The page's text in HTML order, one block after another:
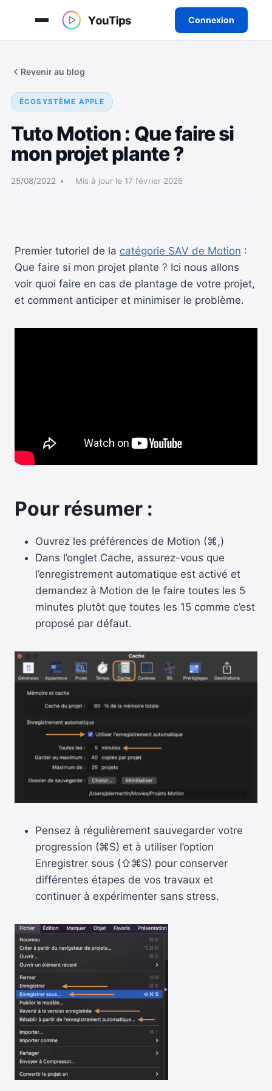
Connexion
Revenir au blog
ÉCOSYSTÈME APPLE
Tuto Motion : Que faire si
mon projet plante ?
25/08/2022 Mis à jour le 17 février 2026
Premier tutoriel de la catégorie SAV de Motion :
Que faire si mon projet plante ? Ici nous allons
voir quoi faire en cas de plantage de votre projet,
et comment anticiper et minimiser le problème.
Pour résumer :
Ouvrez les préférences de Motion (⌘,)
Dans l’onglet Cache, assurez-vous que
l’enregistrement automatique est activé et
demandez à Motion de le faire toutes les 5
minutes plutôt que toutes les 15 comme c’est
proposé par défaut.
Pensez à régulièrement sauvegarder votre
progression (⌘S) et à utiliser l’option
Enregistrer sous (⇧⌘S) pour conserver
différentes étapes de vos travaux et
continuer à expérimenter sans stress.